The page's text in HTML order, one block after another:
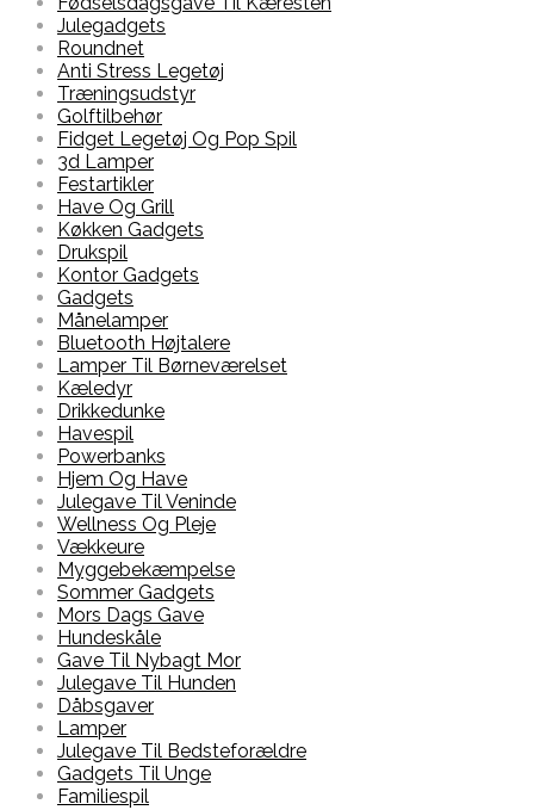
Julegadgets
Roundnet
Anti Stress Legetøj
Træningsudstyr
Golftilbehør
Fidget Legetøj Og Pop Spil
3d Lamper
Festartikler
Have Og Grill
Køkken Gadgets
Drukspil
Kontor Gadgets
Gadgets
Månelamper
Bluetooth Højtalere
Lamper Til Børneværelset
Kæledyr
Drikkedunke
Havespil
Powerbanks
Hjem Og Have
Julegave Til Veninde
Wellness Og Pleje
Vækkeure
Myggebekæmpelse
Sommer Gadgets
Mors Dags Gave
Hundeskåle
Gave Til Nybagt Mor
Julegave Til Hunden
Dåbsgaver
Lamper
Julegave Til Bedsteforældre
Gadgets Til Unge
Familiespil